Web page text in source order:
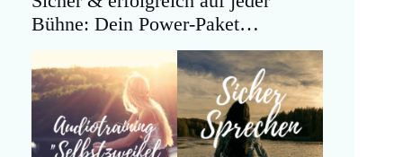
Bühne: Dein Power-Paket…